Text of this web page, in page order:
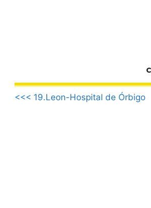
.
<<< 19.Leon-Hospital de Órbigo